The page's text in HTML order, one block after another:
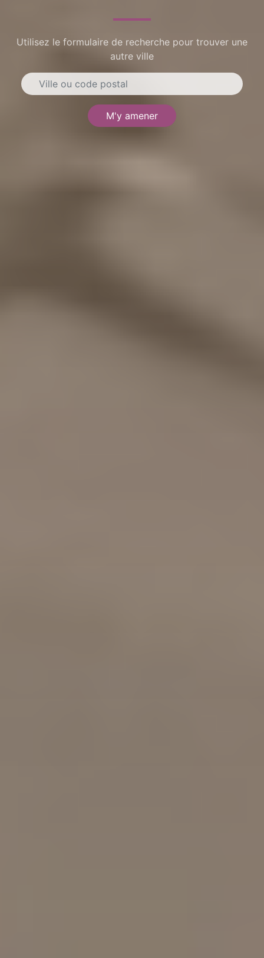
Utilisez le formulaire de recherche pour trouver une
autre ville
M'y amener